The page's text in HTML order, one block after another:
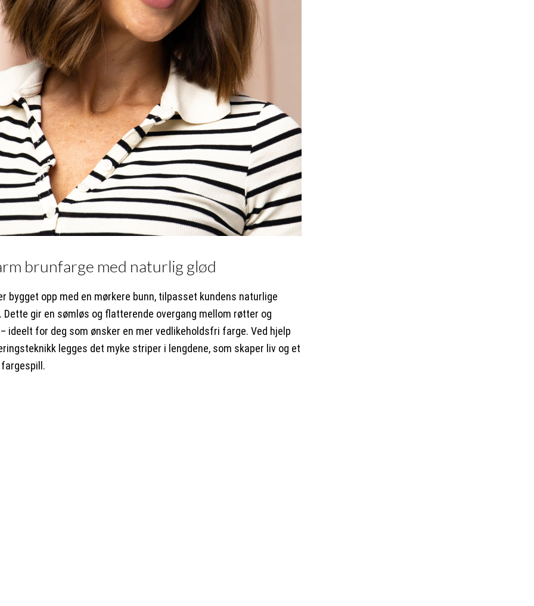
brunfarge med naturlig glød
bygget opp med en mørkere bunn, tilpasset kundens naturlige
Dette gir en sømløs og flatterende overgang mellom røtter og
ideelt for deg som ønsker en mer vedlikeholdsfri farge. Ved hjelp
legges det myke striper i lengdene, som skaper liv og et